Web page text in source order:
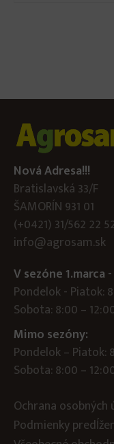
Nová Adresa!!!
Bratislavská 33/F
ŠAMORÍN 931 01
(+0421) 31/562 22
info@agrosam.sk
V sezóne 1.marca
Pondelok - Piatok:
Sobota: 8:00 –
Mimo sezóny:
Pondelok – Piatok:
Sobota: 8:00 –
Ochrana osobných
Podmienky